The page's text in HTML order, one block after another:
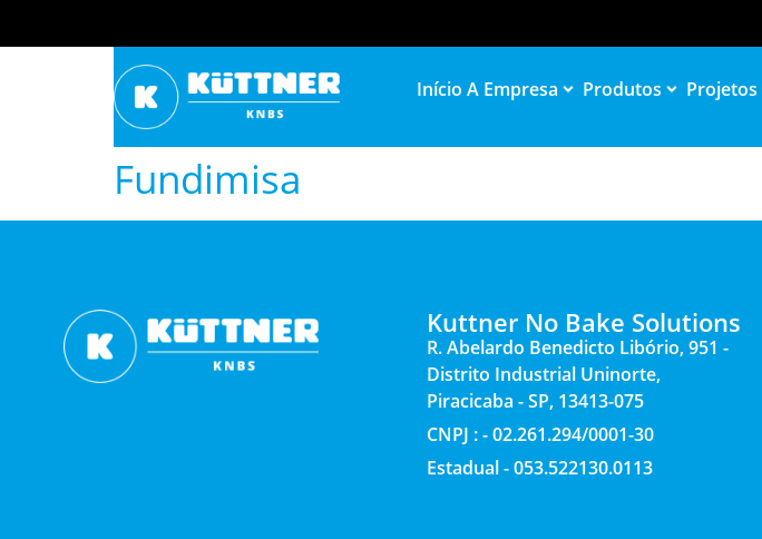
Início A Empresa Produtos Projetos
Fundimisa
Kuttner No Bake Solutions
R. Abelardo Benedicto Libório, 951 -
Distrito Industrial Uninorte,
Piracicaba - SP, 13413-075
CNPJ : - 02.261.294/0001-30
Estadual - 053.522130.0113